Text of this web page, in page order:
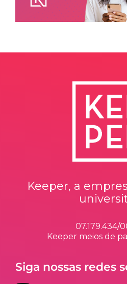
Keeper, a
07.179.434/
Keeper meios de
Siga nossas redes